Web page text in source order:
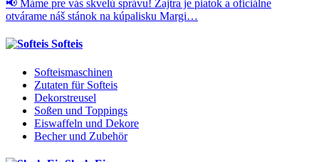
📢 Máme pre vás skvelú správu! Zajtra je piatok a oficiálne
otvárame náš stánok na kúpalisku Margi…
Softeis
Softeismaschinen
Zutaten für Softeis
Dekorstreusel
Soßen und Toppings
Eiswaffeln und Dekore
Becher und Zubehör